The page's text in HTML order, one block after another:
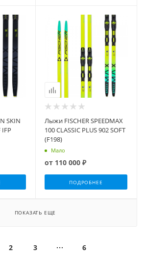
SKIN
IFP
Лыжи FISCHER SPEEDMAX
100 CLASSIC PLUS 902 SOFT
(F198)
Мало
от 110 000 ₽
ПОДРОБНЕЕ
ПОКАЗАТЬ ЕЩЕ
2 3 6